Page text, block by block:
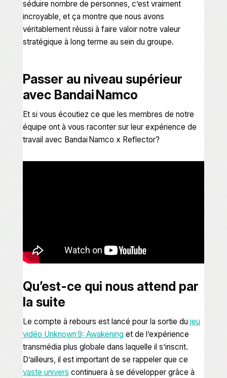
séduire nombre de personnes, c’est vraiment
incroyable, et ça montre que nous avons
véritablement réussi à faire valoir notre valeur
stratégique à long terme au sein du groupe.
Passer au niveau supérieur
avec Bandai Namco
Et si vous écoutiez ce que les membres de notre
équipe ont à vous raconter sur leur expérience de
travail avec Bandai Namco x Reflector?
Qu’est-ce qui nous attend par
la suite
Le compte à rebours est lancé pour la sortie du jeu
vidéo Unknown 9: Awakening et de l’expérience
transmédia plus globale dans laquelle il s’inscrit.
D’ailleurs, il est important de se rappeler que ce
vaste univers continuera à se développer grâce à